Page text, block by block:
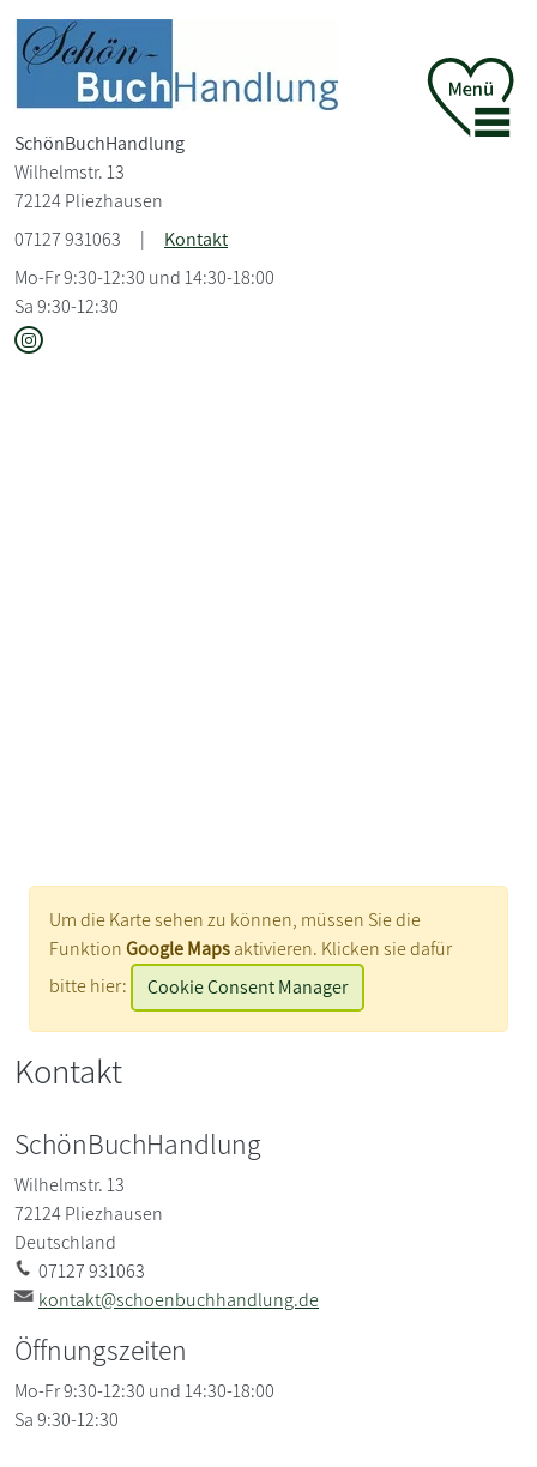
SchönBuchHandlung
Wilhelmstr. 13
72124 Pliezhausen
07127 931063
|
Kontakt
Mo-Fr 9:30-12:30 und 14:30-18:00
Sa 9:30-12:30
Um die Karte sehen zu können, müssen Sie die
FunktionGoogle Mapsaktivieren. Klicken sie dafür
bitte hier:
Cookie Consent Manager
Kontakt
SchönBuchHandlung
Wilhelmstr. 13
72124Pliezhausen
Deutschland
07127 931063
kontakt@schoenbuchhandlung.de
Öffnungszeiten
Mo-Fr 9:30-12:30 und 14:30-18:00
Sa 9:30-12:30